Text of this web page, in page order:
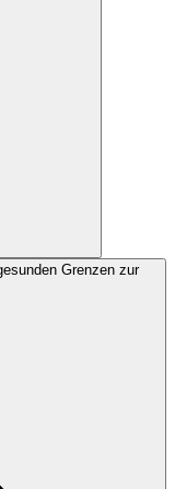
Grenzen zur